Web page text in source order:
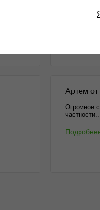
Артем от
Огромное
частности...